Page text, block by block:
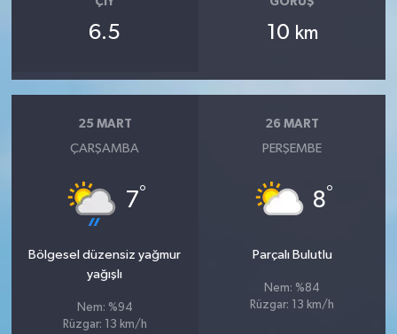
6.5 10 km
25 MART
ÇARŞAMBA
7°
Bölgesel düzensiz yağmur
yağışlı
Nem: %94
Rüzgar: 13 km/h
26 MART
PERŞEMBE
8°
Parçalı Bulutlu
Nem: %84
Rüzgar: 13 km/h